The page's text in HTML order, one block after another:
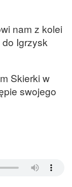
nam z kolei
Igrzysk
Skierki w
swojego